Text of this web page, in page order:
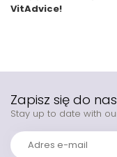
VitAdvice!
Zapisz się do
Stay up to date with